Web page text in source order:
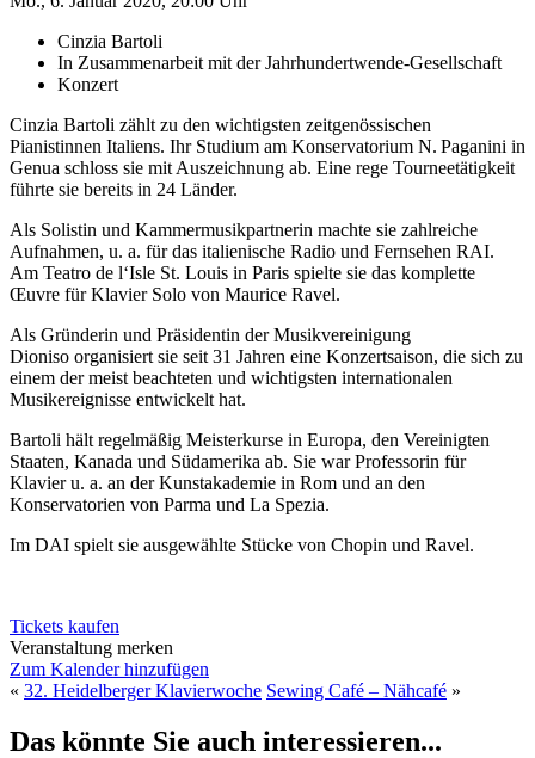
Cinzia Bartoli
In Zusammenarbeit mit der Jahrhundertwende-Gesellschaft
Konzert
Cinzia Bartoli zählt zu den wichtigsten zeitgenössischen
Pianistinnen Italiens. Ihr Studium am Konservatorium N. Paganini in
Genua schloss sie mit Auszeichnung ab. Eine rege Tourneetätigkeit
führte sie bereits in 24 Länder.
Als Solistin und Kammermusikpartnerin machte sie zahlreiche
Aufnahmen, u. a. für das italienische Radio und Fernsehen RAI.
Am Teatro de l‘Isle St. Louis in Paris spielte sie das komplette
Œuvre für Klavier Solo von Maurice Ravel.
Als Gründerin und Präsidentin der Musikvereinigung
Dioniso organisiert sie seit 31 Jahren eine Konzertsaison, die sich zu
einem der meist beachteten und wichtigsten internationalen
Musikereignisse entwickelt hat.
Bartoli hält regelmäßig Meisterkurse in Europa, den Vereinigten
Staaten, Kanada und Südamerika ab. Sie war Professorin für
Klavier u. a. an der Kunstakademie in Rom und an den
Konservatorien von Parma und La Spezia.
Im DAI spielt sie ausgewählte Stücke von Chopin und Ravel.
Tickets kaufen
Veranstaltung merken
Zum Kalender hinzufügen
« 32. Heidelberger Klavierwoche Sewing Café – Nähcafé »
Das könnte Sie auch interessieren...